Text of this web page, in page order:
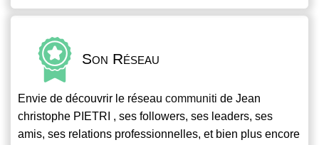
Son Réseau
Envie de découvrir le réseau communiti de Jean
christophe PIETRI , ses followers, ses leaders, ses
amis, ses relations professionnelles, et bien plus encore